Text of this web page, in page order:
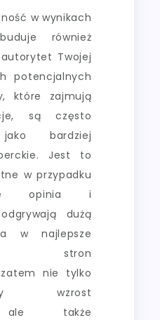
w wynikach
również
Twojej
potencjalnych
które zajmują
są często
bardziej
Jest to
w przypadku
opinia i
dużą
w najlepsze
stron
nie tylko
wzrost
ale także